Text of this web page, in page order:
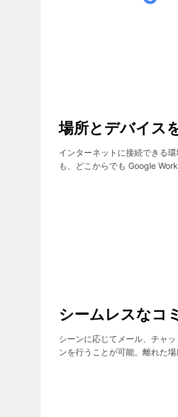
場所とデバイス
インターネットに接続できる
も、どこからでも Google
シームレスなコ
シーンに応じてメール、チャ
ンを行うことが可能。離れた